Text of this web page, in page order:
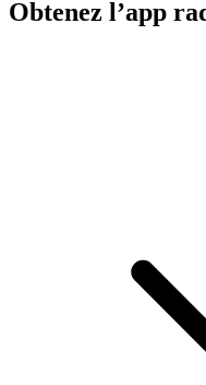
Obtenez l’app